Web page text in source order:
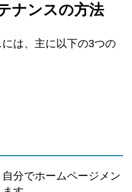
ナンスの方法
は、主に以下の3つの
分でホームページメン